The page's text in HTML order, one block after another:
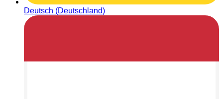
Deutsch (Deutschland)